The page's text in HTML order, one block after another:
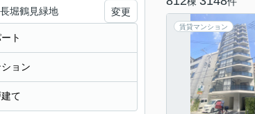
賃貸マンション
堀鶴見緑地 変更
ト
ョン
て